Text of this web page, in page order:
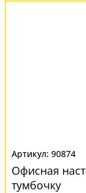
90874
Офисная
тумбочку